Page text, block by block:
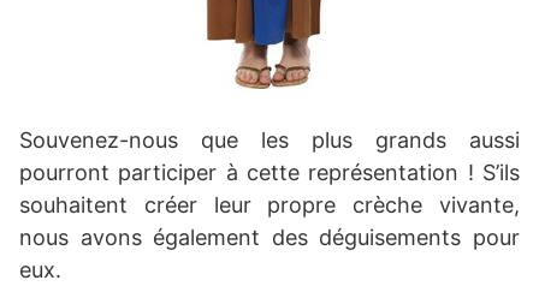
Souvenez-nous que les plus grands aussi
pourront participer à cette représentation ! S’ils
souhaitent créer leur propre crèche vivante,
nous avons également des déguisements pour
eux.